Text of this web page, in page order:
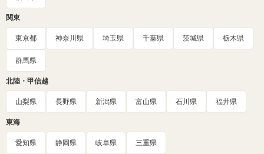
関東
東京都 神奈川県 埼玉県 千葉県 茨城県 栃木県
群馬県
北陸・甲信越
山梨県 長野県 新潟県 富山県 石川県 福井県
東海
愛知県 静岡県 岐阜県 三重県